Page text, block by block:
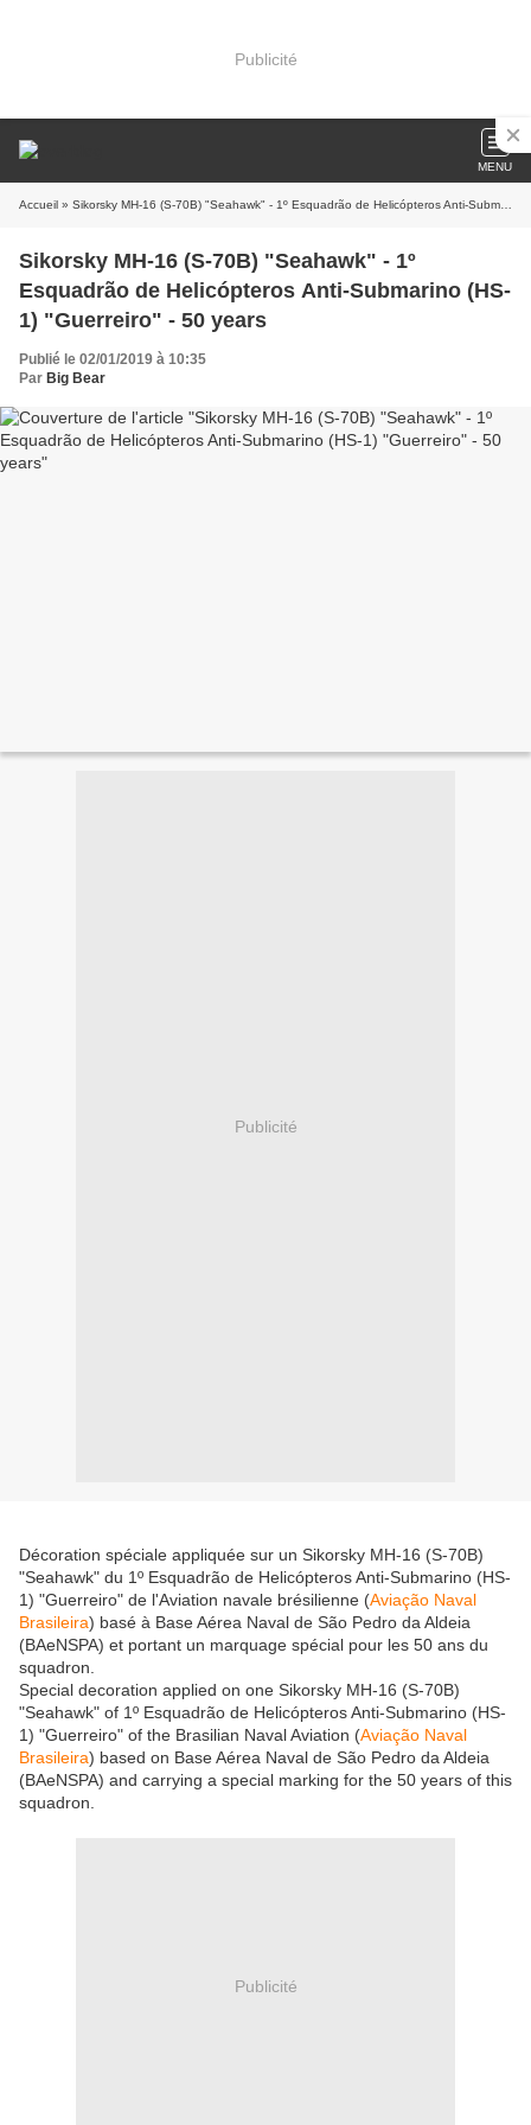
Publicité
MENU
Accueil » Sikorsky MH-16 (S-70B) "Seahawk" - 1º Esquadrão de Helicópteros Anti-Submarino (HS-1) "Guerreiro" - 50 years
Sikorsky MH-16 (S-70B) "Seahawk" - 1º
Esquadrão de Helicópteros Anti-Submarino (HS-
1) "Guerreiro" - 50 years
Publié le 02/01/2019 à 10:35
Par Big Bear
Publicité
Décoration spéciale appliquée sur un Sikorsky MH-16 (S-70B)
"Seahawk" du 1º Esquadrão de Helicópteros Anti-Submarino (HS-
1) "Guerreiro" de l'Aviation navale brésilienne (Aviação Naval
Brasileira) basé à Base Aérea Naval de São Pedro da Aldeia
(BAeNSPA) et portant un marquage spécial pour les 50 ans du
squadron.
Special decoration applied on one Sikorsky MH-16 (S-70B)
"Seahawk" of 1º Esquadrão de Helicópteros Anti-Submarino (HS-
1) "Guerreiro" of the Brasilian Naval Aviation (Aviação Naval
Brasileira) based on Base Aérea Naval de São Pedro da Aldeia
(BAeNSPA) and carrying a special marking for the 50 years of this
squadron.
Publicité